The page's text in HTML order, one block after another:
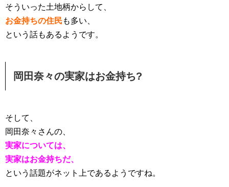
そういった土地柄からして、
お金持ちの住民も多い、
という話もあるようです。
岡田奈々の実家はお金持ち?
そして、
岡田奈々さんの、
実家については、
実家はお金持ちだ、
という話題がネット上であるようですね。